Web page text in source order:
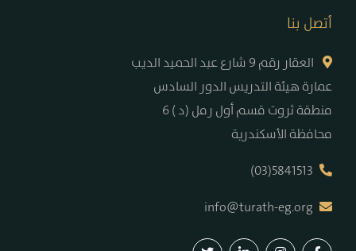
أتصل بنا
عمارة هيئة التدريس الدور السادس
6 ( د) منطقة ثروت قسم أول رمل
محافظة الأسكندرية
(03)5841513
info@turath-eg.org